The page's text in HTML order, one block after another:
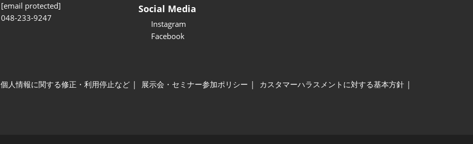
[email protected]
048-233-9247
Social Media
Instagram
Facebook
個人情報に関する修正・利用停止など 展示会・セミナー参加ポリシー
カスタマーハラスメントに対する基本方針